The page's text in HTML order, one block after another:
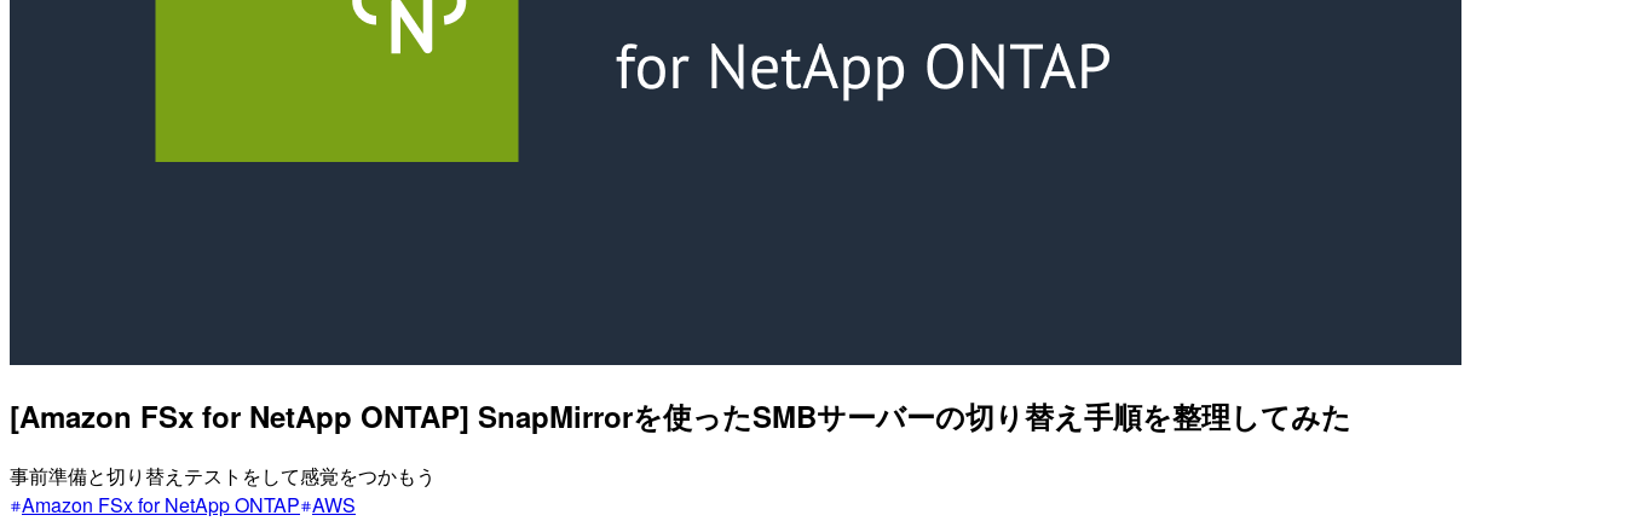
[Amazon FSx for NetApp ONTAP] SnapMirrorを使ったSMBサーバーの切り替え手順を整理してみた
事前準備と切り替えテストをして感覚をつかもう
Amazon FSx for NetApp ONTAP AWS